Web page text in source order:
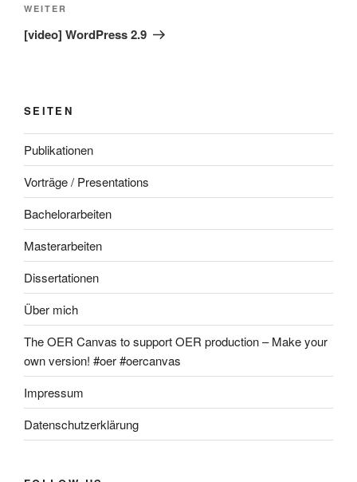
Nächster
Beitrag
WEITER
[video] WordPress 2.9
SEITEN
Publikationen
Vorträge / Presentations
Bachelorarbeiten
Masterarbeiten
Dissertationen
Über mich
The OER Canvas to support OER production – Make your
own version! #oer #oercanvas
Impressum
Datenschutzerklärung